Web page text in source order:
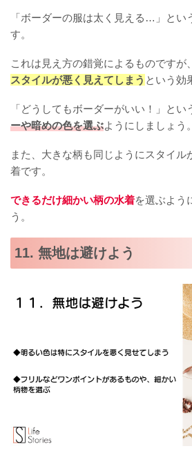
「ボーダーの服は太く見える…」とい
す。
これは見え方の錯覚によるものですが、
スタイルが悪く見えてしまう という効
「どうしてもボーダーがいい！」とい
ーや暗めの色を選ぶようにしましょう。
また、大きな柄も同じようにスタイル
着です。
できるだけ細かい柄の水着を選ぶよう
う。
11. 無地は避けよう